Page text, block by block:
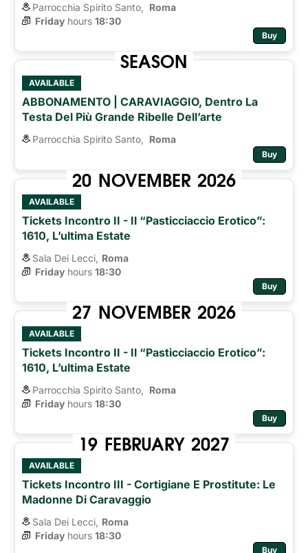
Parrocchia Spirito Santo,
Roma
Friday hours 18:30
Buy
SEASON
AVAILABLE
ABBONAMENTO | CARAVIAGGIO, Dentro La
Testa Del Più Grande Ribelle Dell’arte
Parrocchia Spirito Santo, Roma
Buy
20 NOVEMBER 2026
AVAILABLE
Tickets Incontro II - Il “pasticciaccio Erotico”:
1610, L’ultima Estate
Sala Dei Lecci, Roma
Friday hours 18:30
Buy
27 NOVEMBER 2026
AVAILABLE
Tickets Incontro II - Il “pasticciaccio Erotico”:
1610, L’ultima Estate
Parrocchia Spirito Santo,
Roma
Friday hours 18:30
Buy
19 FEBRUARY 2027
AVAILABLE
Tickets Incontro III - Cortigiane E Prostitute: Le
Madonne Di Caravaggio
Sala Dei Lecci, Roma
Friday hours 18:30
Buy